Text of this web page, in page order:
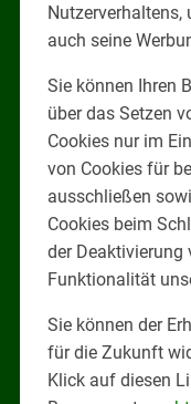
Nutzerverhaltens,
auch seine
Sie können Ihren
über das Setzen
Cookies nur im
von Cookies für
ausschließen
Cookies beim
der Deaktivierung
Funktionalität
Sie können der
für die Zukunft
Klick auf diesen